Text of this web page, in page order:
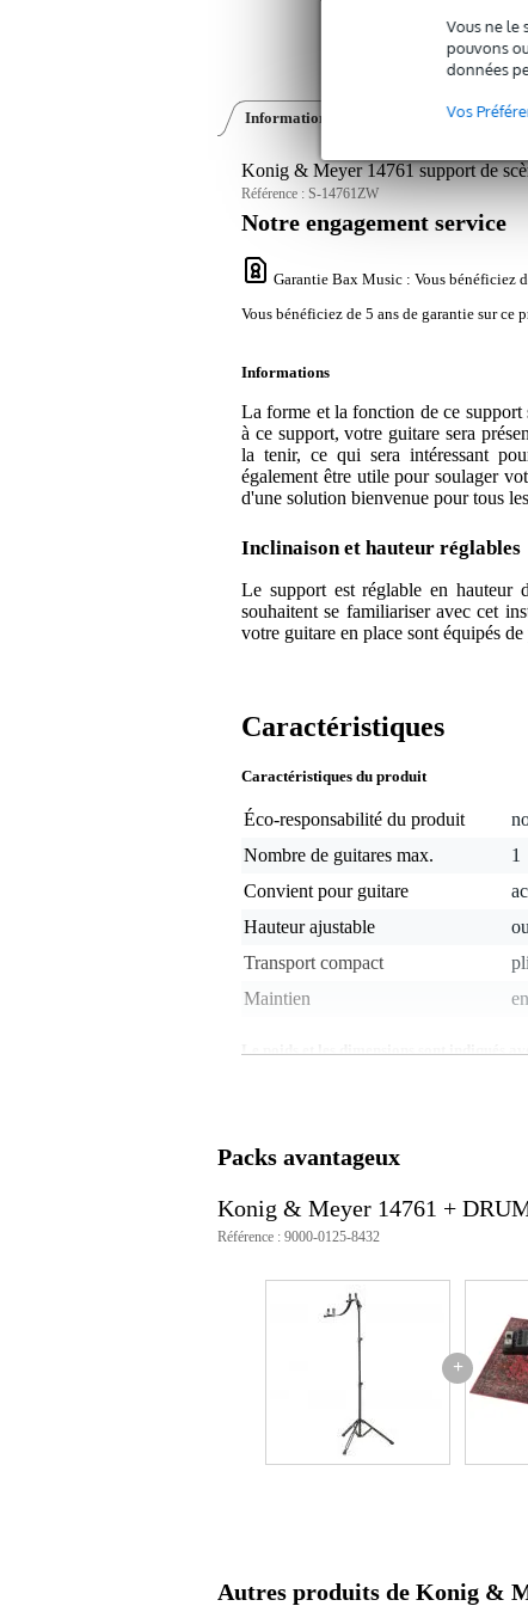
Vous ne le
pouvons
données
Vos
Informations
Konig & Meyer 14761 support de
Référence : S-14761ZW
Notre engagement service
Garantie Bax Music : Vous bénéficiez
Vous bénéficiez de 5 ans de garantie sur ce
Informations
La forme et la fonction de ce
à ce support, votre guitare sera
la tenir, ce qui sera intéressant
également être utile pour soulager
d'une solution bienvenue pour tous
Inclinaison et hauteur réglables
Le support est réglable en hauteur
souhaitent se familiariser avec cet
votre guitare en place sont équipés
Caractéristiques
Caractéristiques du produit
Éco-responsabilité du produit
Nombre de guitares max.
1
Convient pour guitare
Hauteur ajustable
Transport compact
Maintien
Le poids et les dimensions sont indiqués
support de scène
conçu pour les guitares
pied réglable en hauteur
hauteur : 690 à 1 550 mm
conçu pour les instruments de
équipé de deux supports avec
également adapté pour les
inclinaison réglable
design pliant et coulissant en 3
longueur (plié) : 790 mm
Packs avantageux
Konig & Meyer 14761 +
Référence : 9000-0125-8432
+
Autres produits de Konig &